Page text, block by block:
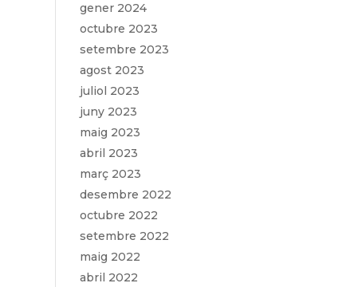
gener 2024
octubre 2023
setembre 2023
agost 2023
juliol 2023
juny 2023
maig 2023
abril 2023
març 2023
desembre 2022
octubre 2022
setembre 2022
maig 2022
abril 2022